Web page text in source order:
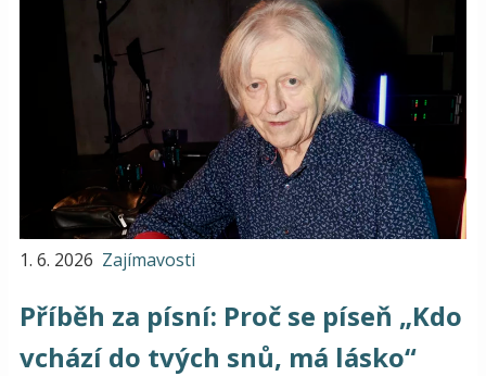
1. 6. 2026 Zajímavosti
Příběh za písní: Proč se píseň „Kdo
vchází do tvých snů, má lásko“